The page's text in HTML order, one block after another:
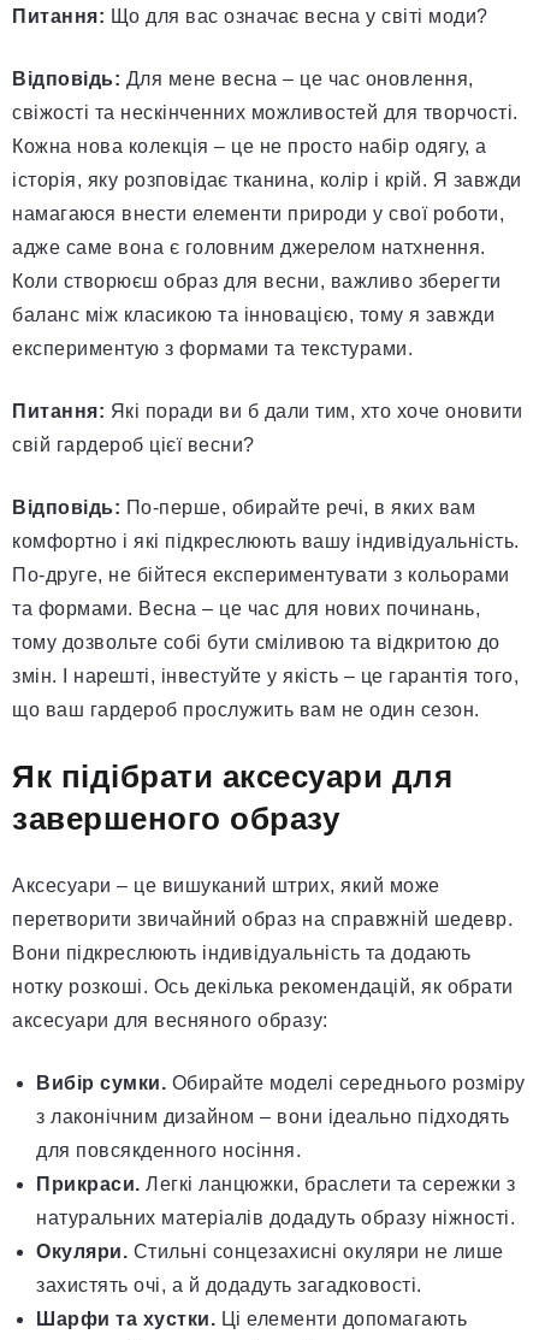
Питання: Що для вас означає весна у світі моди?
Відповідь: Для мене весна – це час оновлення,
свіжості та нескінченних можливостей для творчості.
Кожна нова колекція – це не просто набір одягу, а
історія, яку розповідає тканина, колір і крій. Я завжди
намагаюся внести елементи природи у свої роботи,
адже саме вона є головним джерелом натхнення.
Коли створюєш образ для весни, важливо зберегти
баланс між класикою та інновацією, тому я завжди
експериментую з формами та текстурами.
Питання: Які поради ви б дали тим, хто хоче оновити
свій гардероб цієї весни?
Відповідь: По-перше, обирайте речі, в яких вам
комфортно і які підкреслюють вашу індивідуальність.
По-друге, не бійтеся експериментувати з кольорами
та формами. Весна – це час для нових починань,
тому дозвольте собі бути сміливою та відкритою до
змін. І нарешті, інвестуйте у якість – це гарантія того,
що ваш гардероб прослужить вам не один сезон.
Як підібрати аксесуари для
завершеного образу
Аксесуари – це вишуканий штрих, який може
перетворити звичайний образ на справжній шедевр.
Вони підкреслюють індивідуальність та додають
нотку розкоші. Ось декілька рекомендацій, як обрати
аксесуари для весняного образу:
Вибір сумки. Обирайте моделі середнього розміру
з лаконічним дизайном – вони ідеально підходять
для повсякденного носіння.
Прикраси. Легкі ланцюжки, браслети та сережки з
натуральних матеріалів додадуть образу ніжності.
Окуляри. Стильні сонцезахисні окуляри не лише
захистять очі, а й додадуть загадковості.
Шарфи та хустки. Ці елементи допомагають